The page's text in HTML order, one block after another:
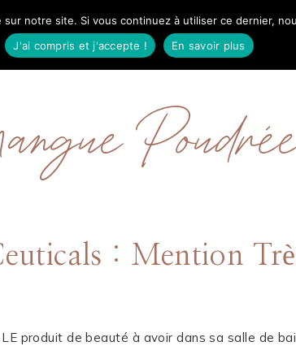
MODE VOYAGES
: Mention
produit de beauté à avoir dans sa salle de
notre site. Si vous continuez à utiliser ce dernier,
J'ai compris et j'accepte !
En savoir plus